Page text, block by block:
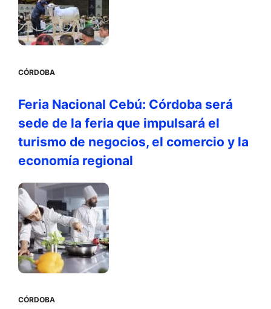
CÓRDOBA
Feria Nacional Cebú: Córdoba será
sede de la feria que impulsará el
turismo de negocios, el comercio y la
economía regional
CÓRDOBA